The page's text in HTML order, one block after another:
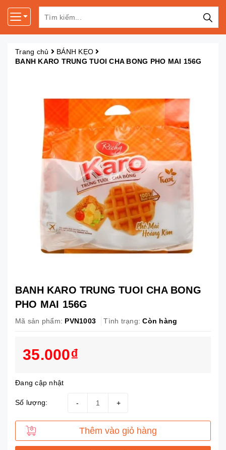
Trang chủ
BÁNH KẸO
BANH KARO TRUNG TUOI CHA BONG PHO MAI 156G
BANH KARO TRUNG TUOI CHA BONG
PHO MAI 156G
Mã sản phẩm: PVN1003 Tình trạng: Còn hàng
35.000₫
Đang cập nhật
Số lượng: +
-
Thêm vào giỏ hàng